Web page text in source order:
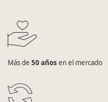
Más de 50 años en el mercado